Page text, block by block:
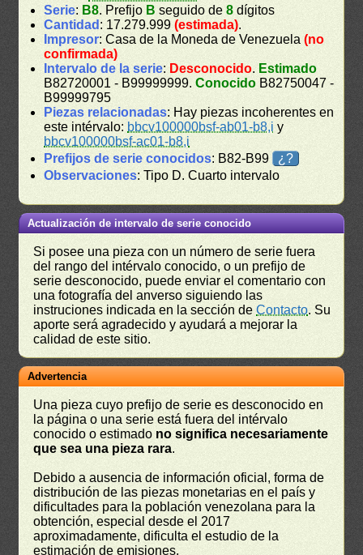
Serie: B8. Prefijo B seguido de8 dígitos
Cantidad : 17.279.999(estimada).
Impresor: Casa de la Moneda de Venezuela(no
confirmada)
Intervalo de la serie: Desconocido. Estimado
B82720001 - B99999999.Conocido B82750047 -
B99999795
Piezas relacionadas: Hay piezas incoherentes en
este intérvalo: bbcv100000bsf-ab01-b8,i y
bbcv100000bsf-ac01-b8,i
Prefijos de serie conocidos: B82-B99
¿?
Observaciones: Tipo D. Cuarto intervalo
Actualización de intervalo de serie conocido
Si posee una pieza con un número de serie fuera
del rango del intérvalo conocido, o un prefijo de
serie desconocido, puede enviar el comentario con
una fotografía del anverso siguiendo las
instruciones indicada en la sección deContacto. Su
aporte será agradecido y ayudará a mejorar la
calidad de este sitio.
Advertencia
Una pieza cuyo prefijo de serie es desconocido en
la página o una serie está fuera del intérvalo
conocido o estimado no significa necesariamente
que sea una pieza rara.
Debido a ausencia de información oficial, forma de
distribución de las piezas monetarias en el país y
dificultades para la población venezolana para la
obtención, especial desde el 2017
aproximadamente, dificulta el estudio de la
estimación de emisiones.